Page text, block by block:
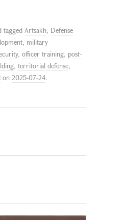
tagged Artsakh, Defense
, military
, officer training, post-
, territorial defense,
on 2025-07-24.